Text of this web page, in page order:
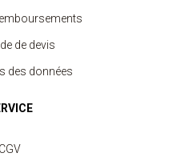
de devis
des données
CGV